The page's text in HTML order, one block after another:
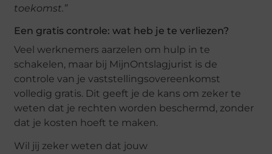
toekomst.”
Een gratis controle: wat heb je te verliezen?
Veel werknemers aarzelen om hulp in te
schakelen, maar bij MijnOntslagjurist is de
controle van je vaststellingsovereenkomst
volledig gratis. Dit geeft je de kans om zeker te
weten dat je rechten worden beschermd, zonder
dat je kosten hoeft te maken.
Wil jij zeker weten dat jouw